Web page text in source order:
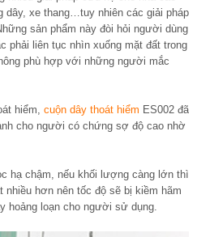
dây, xe thang…tuy nhiên các giải pháp
sản phẩm này đòi hỏi người dùng
phải liên tục nhìn xuống mặt đất trong
phù hợp với những người mắc
hiểm, cuộn dây thoát hiểm ES002 đã
cho người có chứng sợ độ cao nhờ
hạ chậm, nếu khối lượng càng lớn thì
nhiều hơn nên tốc độ sẽ bị kiềm hãm
hoảng loạn cho người sử dụng.